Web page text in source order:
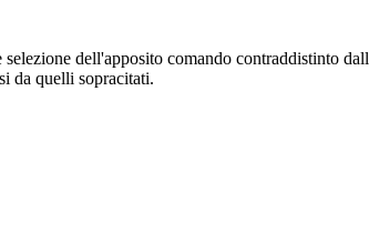
dell'apposito comando contraddistinto
da quelli sopracitati.